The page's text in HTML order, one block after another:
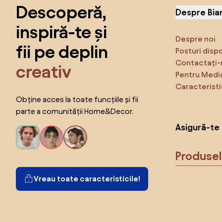
Descoperă,
inspiră-te și
fii pe deplin
creativ
Obține acces la toate funcțiile și fii
parte a comunității Home&Decor.
Vreau toate caracteristicile!
Despre
Despre noi
Posturi
Contactați-
Pentru
Asigură-te
Produse